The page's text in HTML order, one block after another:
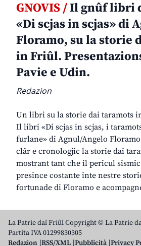
GNOVIS /Il gnûf libri
«Di scjas in scjas» di
Floramo, su la storie
in Friûl.
Pavie e Udin.
Redazion
Un libri su la storie dai taramots
Il libri «Di scjas in scjas, i
furlane» di Agnul/Angelo
clâr e cronologjic la storie dai
mostrant tant che il pericul
presince costante inte nestre
fortunade di Floramo e
La Patrie dal Friûl Copyright © La Patrie
Partita IVA 01299830305
Redazion RSS/XML Pubblicità Privacy